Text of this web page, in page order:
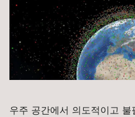
우주 공간에서 의도적이고